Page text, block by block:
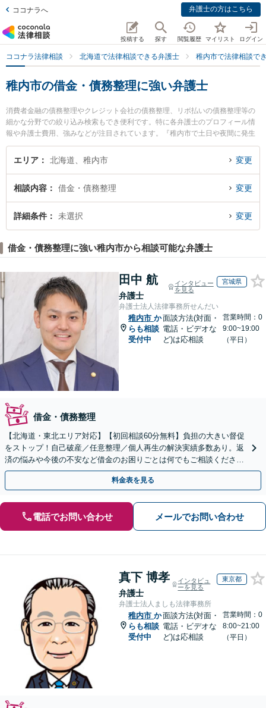
ココナラへ 弁護士の方はこちら
投稿する 探す 閲覧履歴 マイリスト ログイン
ココナラ法律相談 北海道で法律相談できる弁護士 稚内市で法律相談で
稚内市の借金・債務整理に強い弁護士
消費者金融の債務整理やクレジット会社の債務整理、リボ払いの債務整理等の
細かな分野での絞り込み検索もでき便利です。特に各弁護士のプロフィール情
報や弁護士費用、強みなどが注目されています。『稚内市で土日や夜間に発生
した借金・債務整理のトラブルを今すぐに弁護士に相談したい』『借金・債務
整理のトラブル解決の実績豊富な近くの弁護士を検索したい』『初回相談無料
エリア 北海道、稚内市 変更
相談内容 借金・債務整理 変更
詳細条件 未選択 変更
借金・債務整理に強い稚内市から相談可能な弁護士
田中 航
弁護士
インタビュー
を見る
宮城県
弁護士法人法律事務所せんだい
稚内市 か
らも相談
受付中
面談方法(対面・
電話・ビデオな
ど)は応相談
営業時間：0
9:00~19:00
（平日）
借金・債務整理
【北海道・東北エリア対応】【初回相談60分無料】負担の大きい督促
をストップ！自己破産／任意整理／個人再生の解決実績多数あり。返
済の悩みや今後の不安など借金のお困りごとは何でもご相談くださ
い。依頼者さまにとって最善の解決をご提案【土曜も営業】
料金表を見る
電話でお問い合わせ メールでお問い合わせ
真下 博孝
弁護士
インタビュ
ーを見る
東京都
弁護士法人ましも法律事務所
稚内市 か
らも相談
受付中
面談方法(対面・
電話・ビデオな
ど)は応相談
営業時間：0
8:00~21:00
（平日）